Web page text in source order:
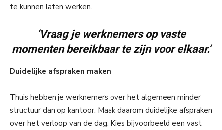
te kunnen laten werken.
‘Vraag je werknemers op vaste
momenten bereikbaar te zijn voor elkaar.’
Duidelijke afspraken maken
Thuis hebben je werknemers over het algemeen minder
structuur dan op kantoor. Maak daarom duidelijke afspraken
over het verloop van de dag. Kies bijvoorbeeld een vast